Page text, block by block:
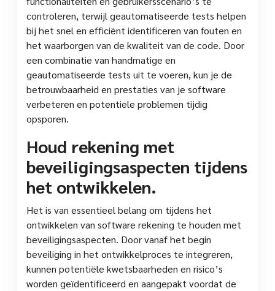
controleren, terwijl geautomatiseerde tests helpen
bij het snel en efficiënt identificeren van fouten en
het waarborgen van de kwaliteit van de code. Door
een combinatie van handmatige en
geautomatiseerde tests uit te voeren, kun je de
betrouwbaarheid en prestaties van je software
verbeteren en potentiële problemen tijdig
opsporen.
Houd rekening met
beveiligingsaspecten tijdens
het ontwikkelen.
Het is van essentieel belang om tijdens het
ontwikkelen van software rekening te houden met
beveiligingsaspecten. Door vanaf het begin
beveiliging in het ontwikkelproces te integreren,
kunnen potentiële kwetsbaarheden en risico’s
worden geïdentificeerd en aangepakt voordat de